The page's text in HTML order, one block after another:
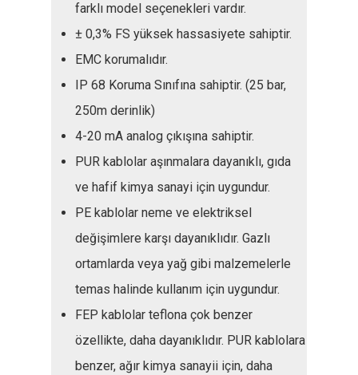
farklı model seçenekleri vardır.
± 0,3% FS yüksek hassasiyete sahiptir.
EMC korumalıdır.
IP 68 Koruma Sınıfına sahiptir. (25 bar,
250m derinlik)
4-20 mA analog çıkışına sahiptir.
PUR kablolar aşınmalara dayanıklı, gıda
ve hafif kimya sanayi için uygundur.
PE kablolar neme ve elektriksel
değişimlere karşı dayanıklıdır. Gazlı
ortamlarda veya yağ gibi malzemelerle
temas halinde kullanım için uygundur.
FEP kablolar teflona çok benzer
özellikte, daha dayanıklıdır. PUR kablolara
benzer, ağır kimya sanayii için, daha